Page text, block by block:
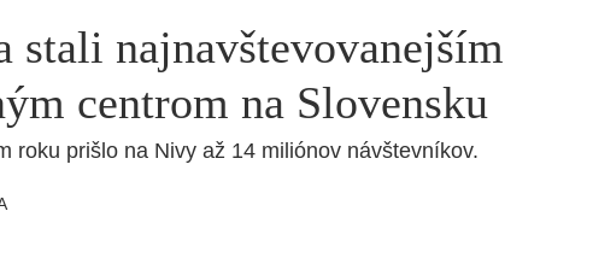
stali najnavštevovanejším
centrom na Slovensku
roku prišlo na Nivy až 14 miliónov návštevníkov.